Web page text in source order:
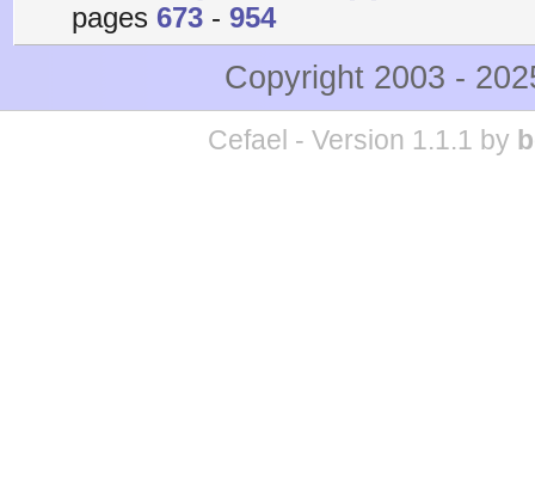
pages 673 - 954
Copyright 2003 -
Cefael - Version 1.1.1 by